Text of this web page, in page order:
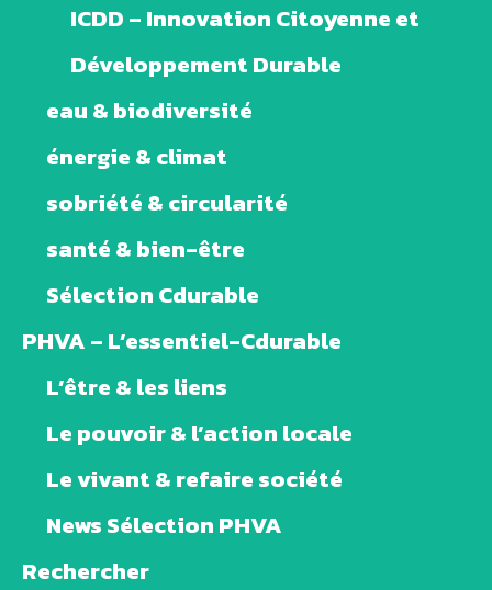
ICDD – Innovation Citoyenne et
Développement Durable
eau & biodiversité
énergie & climat
sobriété & circularité
santé & bien-être
Sélection Cdurable
PHVA – L’essentiel-Cdurable
L’être & les liens
Le pouvoir & l’action locale
Le vivant & refaire société
News Sélection PHVA
Rechercher